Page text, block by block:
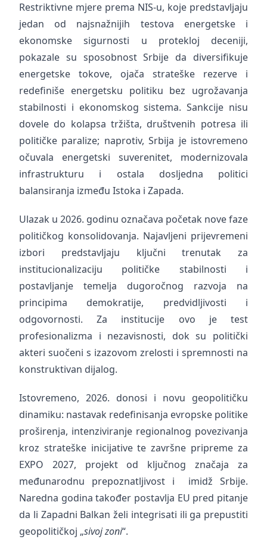
Restriktivne mjere prema NIS-u, koje predstavljaju
jedan od najsnažnijih testova energetske i
ekonomske sigurnosti u protekloj deceniji,
pokazale su sposobnost Srbije da diversifikuje
energetske tokove, ojača strateške rezerve i
redefiniše energetsku politiku bez ugrožavanja
stabilnosti i ekonomskog sistema. Sankcije nisu
dovele do kolapsa tržišta, društvenih potresa ili
političke paralize; naprotiv, Srbija je istovremeno
očuvala energetski suverenitet, modernizovala
infrastrukturu i ostala dosljedna politici
balansiranja između Istoka i Zapada.
Ulazak u 2026. godinu označava početak nove faze
političkog konsolidovanja. Najavljeni prijevremeni
izbori predstavljaju ključni trenutak za
institucionalizaciju političke stabilnosti i
postavljanje temelja dugoročnog razvoja na
principima demokratije, predvidljivosti i
odgovornosti. Za institucije ovo je test
profesionalizma i nezavisnosti, dok su politički
akteri suočeni s izazovom zrelosti i spremnosti na
konstruktivan dijalog.
Istovremeno, 2026. donosi i novu geopolitičku
dinamiku: nastavak redefinisanja evropske politike
proširenja, intenziviranje regionalnog povezivanja
kroz strateške inicijative te završne pripreme za
EXPO 2027, projekt od ključnog značaja za
međunarodnu prepoznatljivost i imidž Srbije.
Naredna godina također postavlja EU pred pitanje
da li Zapadni Balkan želi integrisati ili ga prepustiti
geopolitičkoj „sivoj zoni“.